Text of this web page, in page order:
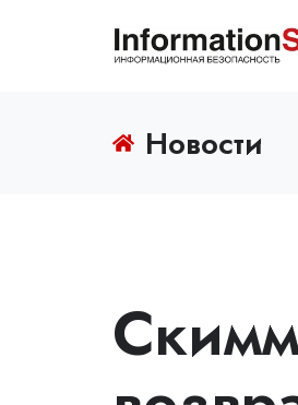
Новости